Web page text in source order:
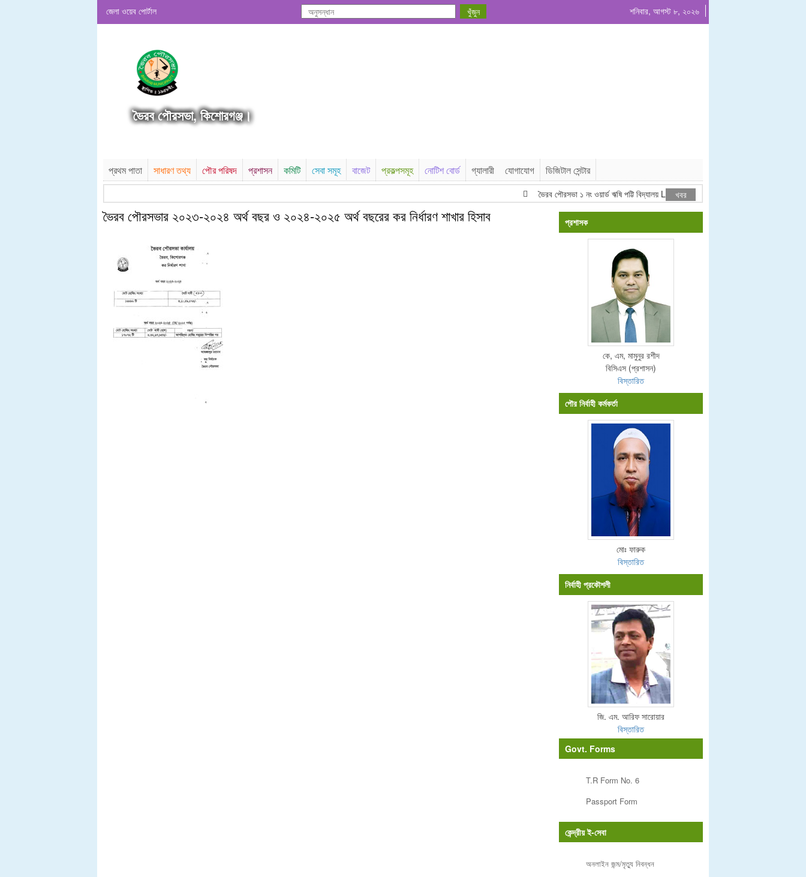
জেলা ওয়েব পোর্টাল শনিবার, আগস্ট ৮, ২০২৬
ভৈরব পৌরসভা, কিশোরগঞ্জ।
প্রথম পাতা সাধারণ তথ্য পৌর পরিষদ প্রশাসন কমিটি সেবা সমূহ বাজেট প্রকল্পসমূহ নোটিশ বোর্ড গ্যালারী যোগাযোগ ডিজিটাল সেন্টার
ভৈরব পৌরসভা ১ নং ওয়ার্ড ঋষি পট্টি বিদ্যালয় LINIC এরিয়া সুবিধা বঞ্চিত বাচ্চাদের বিদ্যালয়।
খবর
ভৈরব পৌরসভার ২০২৩-২০২৪ অর্থ বছর ও ২০২৪-২০২৫ অর্থ বছরের কর নির্ধারণ শাখার হিসাব প্রশাসক
কে, এম, মামুনুর রশীদ
বিসিএস (প্রশাসন)
বিস্তারিত
পৌর নির্বাহী কর্মকর্তা
মোঃ ফারুক
বিস্তারিত
নির্বাহী প্রকৌশলী
জি. এম. আরিফ সারোয়ার
বিস্তারিত
Govt. Forms
T.R Form No. 6
Passport Form
কেন্দ্রীয় ই-সেবা
অনলাইন জন্ম/মৃত্যু নিবন্ধন